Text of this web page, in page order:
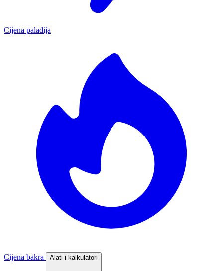
Cijena paladija
Cijena bakra Alati i kalkulatori